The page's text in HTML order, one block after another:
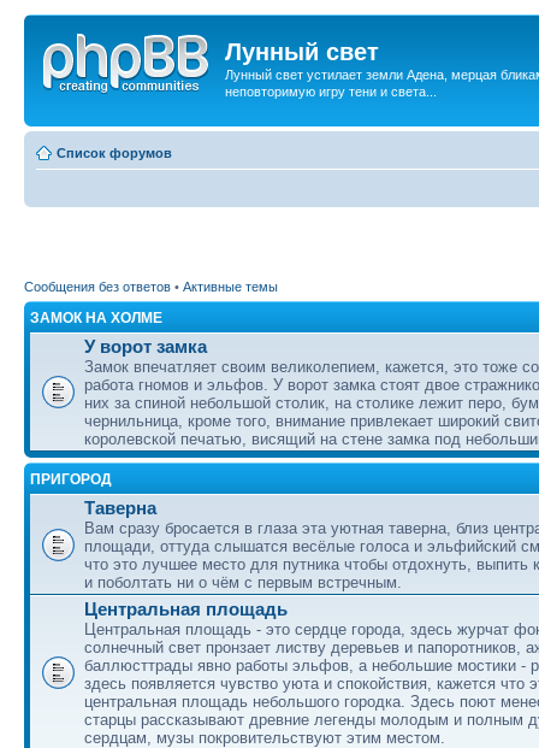
Лунный свет
Лунный свет устилает земли Адена, мерцая
неповторимую игру тени и света...
Список форумов
Сообщения без ответов • Активные темы
ЗАМОК НА ХОЛМЕ
У ворот замка
Замок впечатляет своим великолепием, кажется, это тоже
работа гномов и эльфов. У ворот замка стоят двое
них за спиной небольшой столик, на столике лежит перо,
чернильница, кроме того, внимание привлекает широкий
королевской печатью, висящий на стене замка под
ПРИГОРОД
Таверна
Вам сразу бросается в глаза эта уютная таверна, близ
площади, оттуда слышатся весёлые голоса и эльфийский
что это лучшее место для путника чтобы отдохнуть, выпить
и поболтать ни о чём с первым встречным.
Центральная площадь
Центральная площадь - это сердце города, здесь журчат
солнечный свет пронзает листву деревьев и папоротников,
баллюсттрады явно работы эльфов, а небольшие мостики -
здесь появляется чувство уюта и спокойствия, кажется что
центральная площадь небольшого городка. Здесь поют
старцы рассказывают древние легенды молодым и полным
сердцам, музы покровительствуют этим местом.